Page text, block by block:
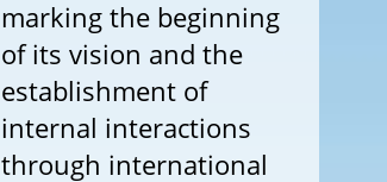
marking the beginning
of its vision and the
establishment of
internal interactions
through international